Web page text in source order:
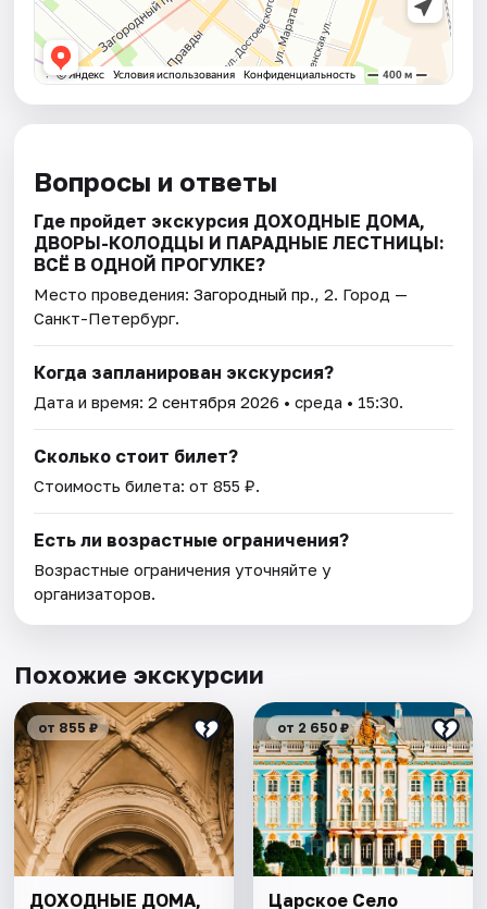
Вопросы и ответы
Где пройдет экскурсия ДОХОДНЫЕ ДОМА,
ДВОРЫ-КОЛОДЦЫ И ПАРАДНЫЕ ЛЕСТНИЦЫ:
ВСЁ В ОДНОЙ ПРОГУЛКЕ?
Место проведения:Загородный пр., 2. Город —
Санкт-Петербург.
Когда запланирован экскурсия?
Дата и время:2 сентября 2026 • среда • 15:30.
Сколько стоит билет?
Стоимость билета: от 855 ₽.
Есть ли возрастные ограничения?
Возрастные ограничения уточняйте у
организаторов.
Похожие экскурсии
от 855 ₽
ДОХОДНЫЕ ДОМА,
от 2 650 ₽
Царское Село